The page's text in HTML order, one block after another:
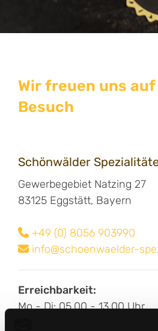
Wir freuen uns
Besuch
Schönwälder
Gewerbegebiet Natzing 27
83125 Eggstätt, Bayern
 +49 (0) 8056 903990
 info@schoenwaelder-
Erreichbarkeit:
Mo - Di: 05.00 - 13.00 Uhr